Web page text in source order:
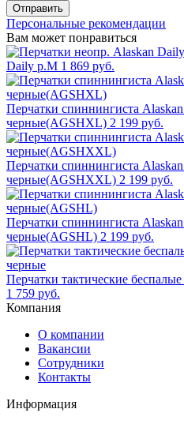
Отправить
Персональные рекомендации
Вам может понравиться
Daily р.M 1 869 руб.
Перчатки спиннингиста
черные(AGSHXL) 2 199 руб.
Перчатки спиннингиста
черные(AGSHXXL) 2 199 руб.
Перчатки спиннингиста
черные(AGSHL) 2 199 руб.
Перчатки тактические
1 759 руб.
Компания
О компании
Вакансии
Сотрудники
Контакты
Информация